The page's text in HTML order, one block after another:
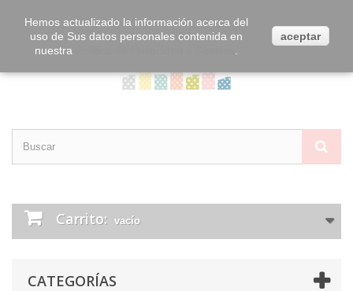
Carrito: vacío
CATEGORÍAS
Hemos actualizado la información acerca del
uso de Sus datos personales contenida en
nuestra
aceptar